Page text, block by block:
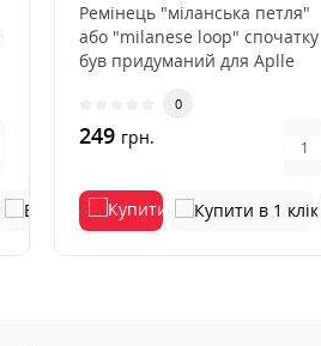
Ремінець "міланська петля"
або "milanese loop" спочатку
був придуманий для Aplle
0
249 грн.